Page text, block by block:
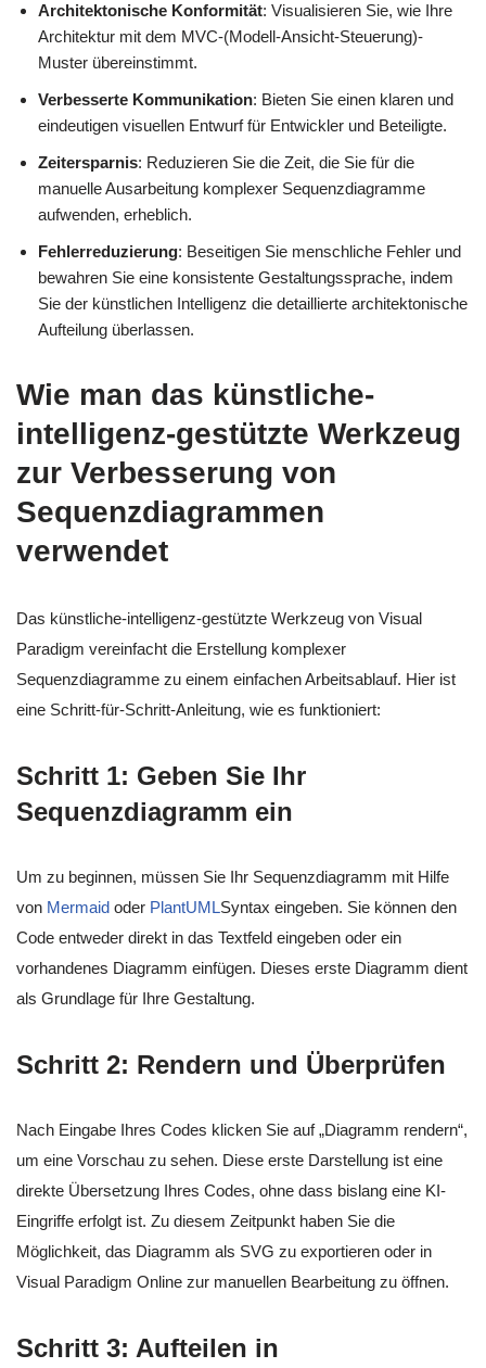
Architektonische Konformität: Visualisieren Sie, wie Ihre
Architektur mit dem MVC-(Modell-Ansicht-Steuerung)-
Muster übereinstimmt.
Verbesserte Kommunikation: Bieten Sie einen klaren und
eindeutigen visuellen Entwurf für Entwickler und Beteiligte.
Zeitersparnis: Reduzieren Sie die Zeit, die Sie für die
manuelle Ausarbeitung komplexer Sequenzdiagramme
aufwenden, erheblich.
Fehlerreduzierung: Beseitigen Sie menschliche Fehler und
bewahren Sie eine konsistente Gestaltungssprache, indem
Sie der künstlichen Intelligenz die detaillierte architektonische
Aufteilung überlassen.
Wie man das künstliche-
intelligenz-gestützte Werkzeug
zur Verbesserung von
Sequenzdiagrammen
verwendet
Das künstliche-intelligenz-gestützte Werkzeug von Visual
Paradigm vereinfacht die Erstellung komplexer
Sequenzdiagramme zu einem einfachen Arbeitsablauf. Hier ist
eine Schritt-für-Schritt-Anleitung, wie es funktioniert:
Schritt 1: Geben Sie Ihr
Sequenzdiagramm ein
Um zu beginnen, müssen Sie Ihr Sequenzdiagramm mit Hilfe
von Mermaid oder PlantUMLSyntax eingeben. Sie können den
Code entweder direkt in das Textfeld eingeben oder ein
vorhandenes Diagramm einfügen. Dieses erste Diagramm dient
als Grundlage für Ihre Gestaltung.
Schritt 2: Rendern und Überprüfen
Nach Eingabe Ihres Codes klicken Sie auf „Diagramm rendern“,
um eine Vorschau zu sehen. Diese erste Darstellung ist eine
direkte Übersetzung Ihres Codes, ohne dass bislang eine KI-
Eingriffe erfolgt ist. Zu diesem Zeitpunkt haben Sie die
Möglichkeit, das Diagramm als SVG zu exportieren oder in
Visual Paradigm Online zur manuellen Bearbeitung zu öffnen.
Schritt 3: Aufteilen in